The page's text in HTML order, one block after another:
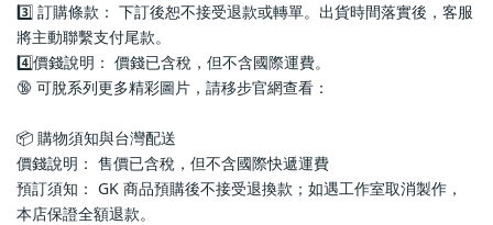
3️⃣ 訂購條款： 下訂後恕不接受退款或轉單。出貨時間落實後，客服
將主動聯繫支付尾款。
4️⃣價錢說明： 價錢已含稅，但不含國際運費。
🔞 可脫系列更多精彩圖片，請移步官網查看：
📦 購物須知與台灣配送
價錢說明： 售價已含稅，但不含國際快遞運費
預訂須知： GK 商品預購後不接受退換款；如遇工作室取消製作，
本店保證全額退款。